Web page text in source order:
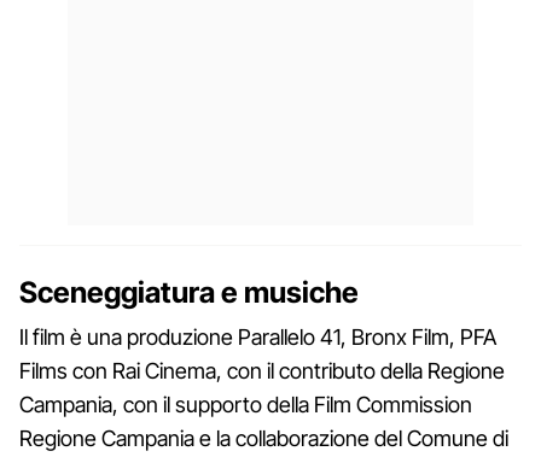
Sceneggiatura e musiche
Il film è una produzione Parallelo 41, Bronx Film, PFA
Films con Rai Cinema, con il contributo della Regione
Campania, con il supporto della Film Commission
Regione Campaniae la collaborazione del Comune di